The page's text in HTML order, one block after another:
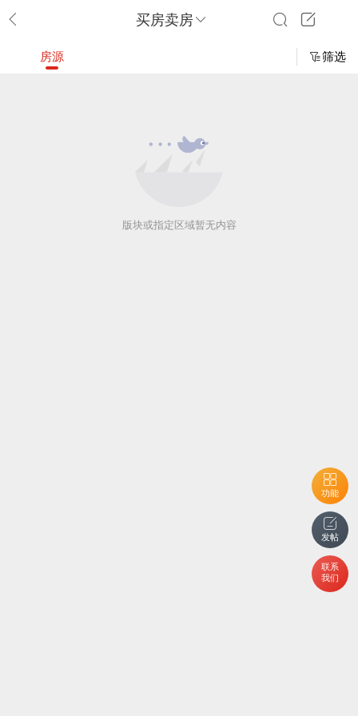
买房卖房
功能
发帖
联系
我们
房源 筛选
版块或指定区域暂无内容